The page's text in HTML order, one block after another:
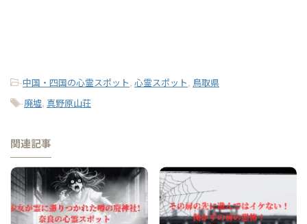
-中国・四国の心霊スポット, 心霊スポット, 鳥取県
-廃墟, 真野原山荘
関連記事